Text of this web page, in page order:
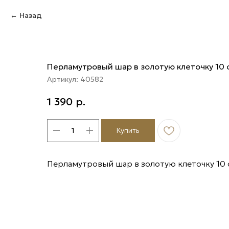
Назад
Перламутровый шар в золотую клеточку 10
Артикул: 40582
1 390 р.
Купить
Перламутровый шар в золотую клеточку 10